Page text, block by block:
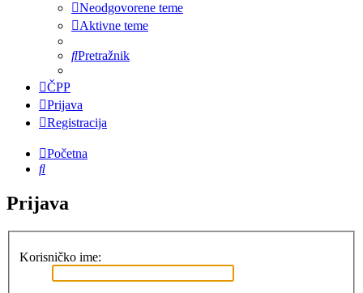
Neodgovorene teme
Aktivne teme
Pretražnik
ČPP
Prijava
Registracija
Početna
Pretražnik
Prijava
Korisničko ime: